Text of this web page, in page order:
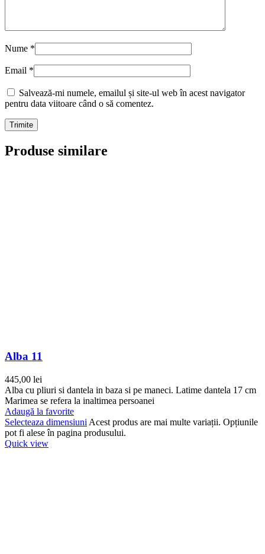
Nume *
Email *
Salvează-mi numele, emailul și site-ul web în acest navigator
pentru data viitoare când o să comentez.
Produse similare
Alba 11
445,00 lei
Alba cu pliuri si dantela in baza si pe maneci. Latime dantela 17 cm
Marimea se refera la inaltimea persoanei
Adaugă la favorite
Selecteaza dimensiuni Acest produs are mai multe variații. Opțiunile
pot fi alese în pagina produsului.
Quick view